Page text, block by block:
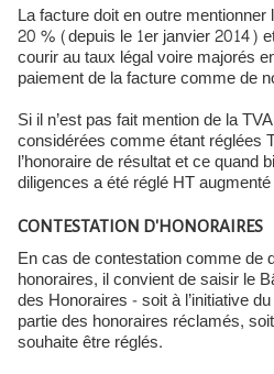
La facture doit en outre
20 % (depuis le 1er janvier 2014)
courir au taux légal voire majorés
paiement de la facture comme de
Si il n’est pas fait mention de la
considérées comme étant réglées
l’honoraire de résultat et ce quand
diligences a été réglé HT
CONTESTATION D'HONORAIRES
En cas de contestation comme de demande fixation des
honoraires, il convient de saisir le
des Honoraires - soit à l’initiative
partie des honoraires réclamés,
souhaite être réglés.